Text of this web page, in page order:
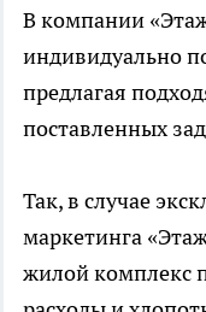
В компании
индивидуально
предлагая
поставленных
Так, в случае
маркетинга
жилой комплекс